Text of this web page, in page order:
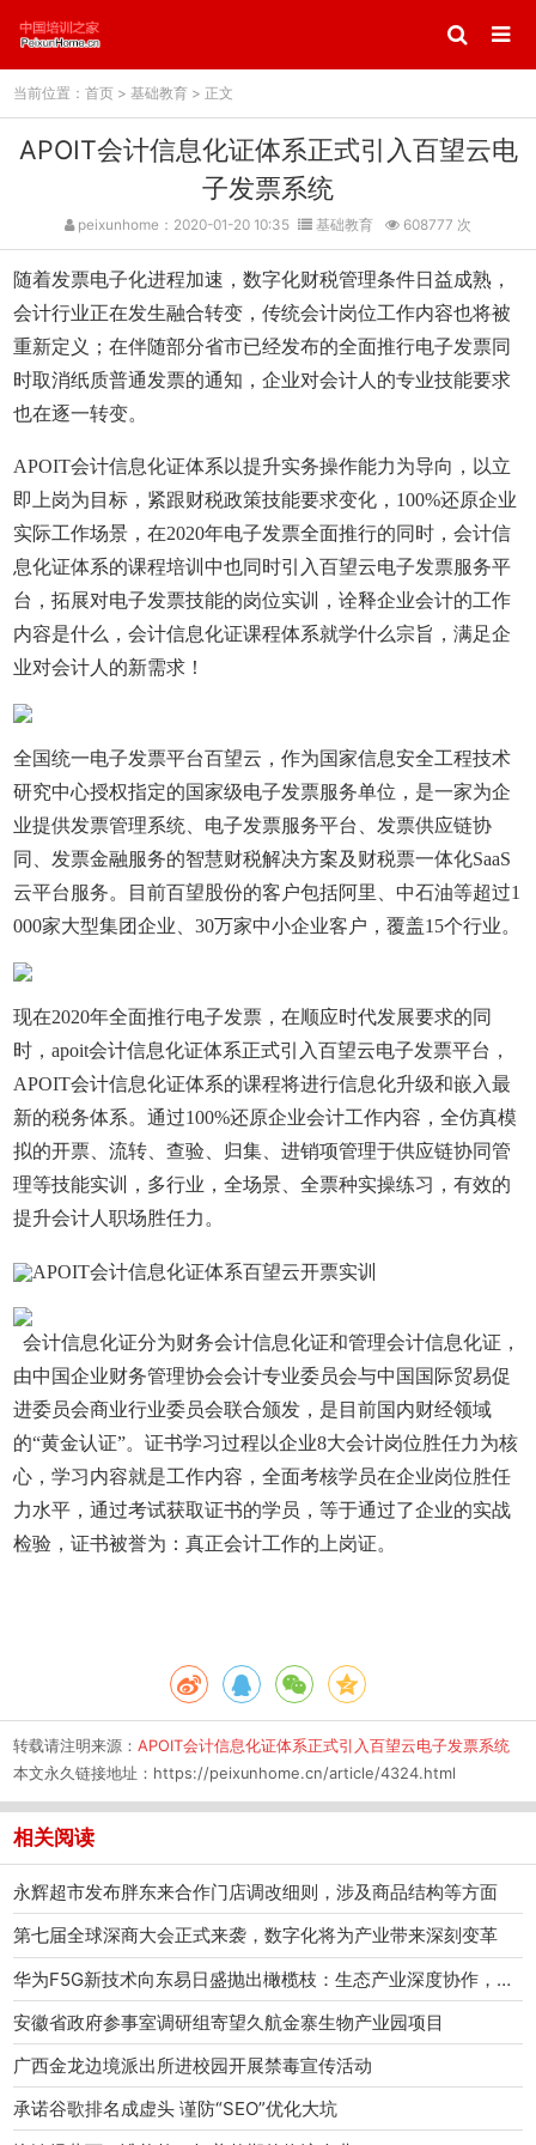
当前位置： 首页> 基础教育> 正文
APOIT会计信息化证体系正式引入百望云电
子发票系统
peixunhome：2020-01-20 10:35 基础教育 608777 次
随着发票电子化进程加速，数字化财税管理条件日益成熟，
会计行业正在发生融合转变，传统会计岗位工作内容也将被
重新定义；在伴随部分省市已经发布的全面推行电子发票同
时取消纸质普通发票的通知，企业对会计人的专业技能要求
也在逐一转变。
APOIT会计信息化证体系以提升实务操作能力为导向，以立
即上岗为目标，紧跟财税政策技能要求变化，100%还原企业
实际工作场景，在2020年电子发票全面推行的同时，会计信
息化证体系的课程培训中也同时引入百望云电子发票服务平
台，拓展对电子发票技能的岗位实训，诠释企业会计的工作
内容是什么，会计信息化证课程体系就学什么宗旨，满足企
业对会计人的新需求！
全国统一电子发票平台百望云，作为国家信息安全工程技术
研究中心授权指定的国家级电子发票服务单位，是一家为企
业提供发票管理系统、电子发票服务平台、发票供应链协
同、发票金融服务的智慧财税解决方案及财税票一体化SaaS
云平台服务。目前百望股份的客户包括阿里、中石油等超过1
000家大型集团企业、30万家中小企业客户，覆盖15个行业。
现在2020年全面推行电子发票，在顺应时代发展要求的同
时，apoit会计信息化证体系正式引入百望云电子发票平台，
APOIT会计信息化证体系的课程将进行信息化升级和嵌入最
新的税务体系。通过100%还原企业会计工作内容，全仿真模
拟的开票、流转、查验、归集、进销项管理于供应链协同管
理等技能实训，多行业，全场景、全票种实操练习，有效的
提升会计人职场胜任力。
会计信息化证分为财务会计信息化证和管理会计信息化证，
由中国企业财务管理协会会计专业委员会与中国国际贸易促
进委员会商业行业委员会联合颁发，是目前国内财经领域
的“黄金认证”。证书学习过程以企业8大会计岗位胜任力为核
心，学习内容就是工作内容，全面考核学员在企业岗位胜任
力水平，通过考试获取证书的学员，等于通过了企业的实战
检验，证书被誉为：真正会计工作的上岗证。
转载请注明来源： APOIT会计信息化证体系正式引入百望云电子发票系统
本文永久链接地址： https://peixunhome.cn/article/4324.html
相关阅读
永辉超市发布胖东来合作门店调改细则，涉及商品结构等方面
第七届全球深商大会正式来袭，数字化将为产业带来深刻变革
华为F5G新技术向东易日盛抛出橄榄枝：生态产业深度协作，共创智慧家庭新时代！
安徽省政府参事室调研组寄望久航金寨生物产业园项目
广西金龙边境派出所进校园开展禁毒宣传活动
承诺谷歌排名成虚头 谨防“SEO”优化大坑